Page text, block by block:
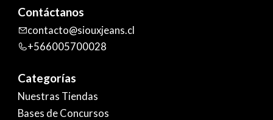
Contáctanos
contacto@siouxjeans.cl
+566005700028
Categorías
Nuestras Tiendas
Bases de Concursos